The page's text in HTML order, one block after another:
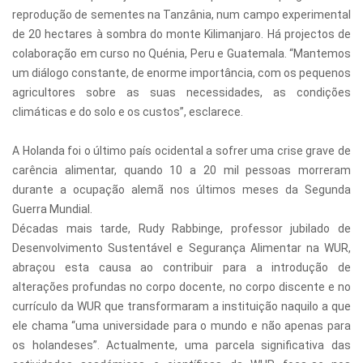
reprodução de sementes na Tanzânia, num campo experimental
de 20 hectares à sombra do monte Kilimanjaro. Há projectos de
colaboração em curso no Quénia, Peru e Guatemala. “Mantemos
um diálogo constante, de enorme importância, com os pequenos
agricultores sobre as suas necessidades, as condições
climáticas e do solo e os custos”, esclarece.
A Holanda foi o último país ocidental a sofrer uma crise grave de
carência alimentar, quando 10 a 20 mil pessoas morreram
durante a ocupação alemã nos últimos meses da Segunda
Guerra Mundial.
Décadas mais tarde, Rudy Rabbinge, professor jubilado de
Desenvolvimento Sustentável e Segurança Alimentar na WUR,
abraçou esta causa ao contribuir para a introdução de
alterações profundas no corpo docente, no corpo discente e no
currículo da WUR que transformaram a instituição naquilo a que
ele chama “uma universidade para o mundo e não apenas para
os holandeses”. Actualmente, uma parcela significativa das